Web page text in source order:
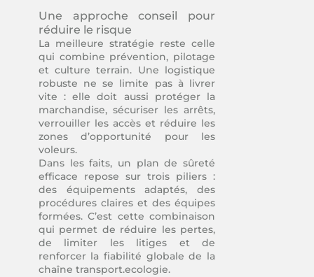
Une approche conseil pour
réduire le risque
La meilleure stratégie reste celle
qui combine prévention, pilotage
et culture terrain. Une logistique
robuste ne se limite pas à livrer
vite : elle doit aussi protéger la
marchandise, sécuriser les arrêts,
verrouiller les accès et réduire les
zones d’opportunité pour les
voleurs.
Dans les faits, un plan de sûreté
efficace repose sur trois piliers :
des équipements adaptés, des
procédures claires et des équipes
formées. C’est cette combinaison
qui permet de réduire les pertes,
de limiter les litiges et de
renforcer la fiabilité globale de la
chaîne transport.ecologie.